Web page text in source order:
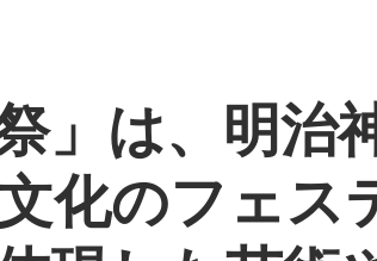
」は、明治
化のフェス